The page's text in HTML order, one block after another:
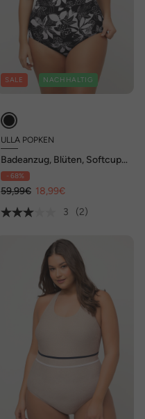
SALE NACHHALTIG
ULLA POPKEN
Badeanzug, Blüten, Softcups,
Cut-Out, recycelt
- 68%
59,99€ 18,99€
3
(2)